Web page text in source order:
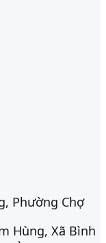
Phường Chợ
Hùng, Xã Bình